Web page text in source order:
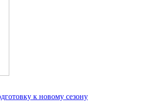
к новому сезону